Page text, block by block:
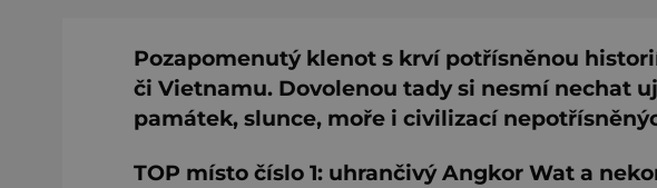
Pozapomenutý klenot s krví potřísněnou
či Vietnamu. Dovolenou tady si nesmí nechat
památek, slunce, moře i civilizací
TOP místo číslo 1: uhrančivý Angkor Wat a